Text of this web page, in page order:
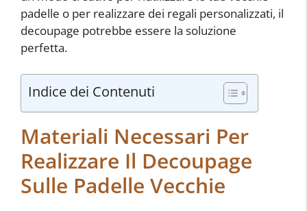
padelle o per realizzare dei regali personalizzati, il
decoupage potrebbe essere la soluzione
perfetta.
Indice dei Contenuti
Materiali Necessari Per
Realizzare Il Decoupage
Sulle Padelle Vecchie